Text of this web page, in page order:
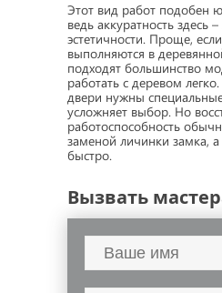
Этот вид работ подобен
ведь аккуратность здесь
эстетичности. Проще,
выполняются в
подходят большинство
работать с деревом
двери нужны
усложняет выбор. Но
работоспособность
заменой личинки замка,
быстро.
Вызвать